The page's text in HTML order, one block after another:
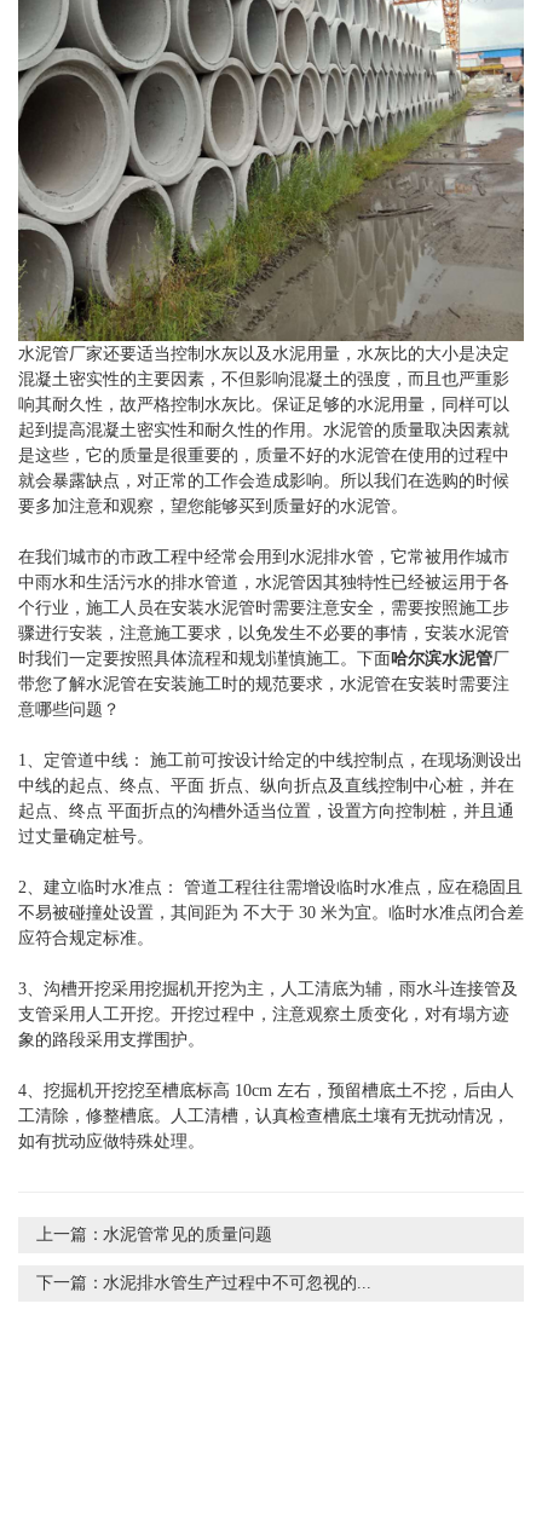
水泥管厂家还要适当控制水灰以及水泥用量，水灰比的大小是决定
混凝土密实性的主要因素，不但影响混凝土的强度，而且也严重影
响其耐久性，故严格控制水灰比。保证足够的水泥用量，同样可以
起到提高混凝土密实性和耐久性的作用。水泥管的质量取决因素就
是这些，它的质量是很重要的，质量不好的水泥管在使用的过程中
就会暴露缺点，对正常的工作会造成影响。所以我们在选购的时候
要多加注意和观察，望您能够买到质量好的水泥管。
在我们城市的市政工程中经常会用到水泥排水管，它常被用作城市
中雨水和生活污水的排水管道，水泥管因其独特性已经被运用于各
个行业，施工人员在安装水泥管时需要注意安全，需要按照施工步
骤进行安装，注意施工要求，以免发生不必要的事情，安装水泥管
时我们一定要按照具体流程和规划谨慎施工。下面哈尔滨水泥管厂
带您了解水泥管在安装施工时的规范要求，水泥管在安装时需要注
意哪些问题？
1、定管道中线： 施工前可按设计给定的中线控制点，在现场测设出
中线的起点、终点、平面 折点、纵向折点及直线控制中心桩，并在
起点、终点 平面折点的沟槽外适当位置，设置方向控制桩，并且通
过丈量确定桩号。
2、建立临时水准点： 管道工程往往需增设临时水准点，应在稳固且
不易被碰撞处设置，其间距为 不大于 30 米为宜。临时水准点闭合差
应符合规定标准。
3、沟槽开挖采用挖掘机开挖为主，人工清底为辅，雨水斗连接管及
支管采用人工开挖。开挖过程中，注意观察土质变化，对有塌方迹
象的路段采用支撑围护。
4、挖掘机开挖挖至槽底标高 10cm 左右，预留槽底土不挖，后由人
工清除，修整槽底。人工清槽，认真检查槽底土壤有无扰动情况，
如有扰动应做特殊处理。
上一篇：水泥管常见的质量问题
下一篇：水泥排水管生产过程中不可忽视的...